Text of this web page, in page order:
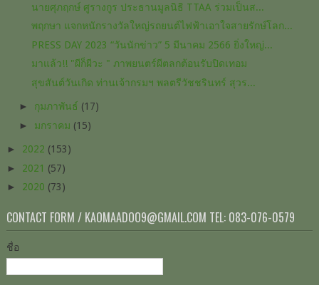
นายศุภฤกษ์ ศูรางกูร ประธานมูลนิธิ TTAA​ ร่วมเป็นส...
พฤกษา แจกหนักรางวัลใหญ่รถยนต์ไฟฟ้าเอาใจสายรักษ์โลก...
PRESS DAY 2023 “วันนักข่าว” 5 มีนาคม 2566 ยิ่งใหญ่...
มาแล้ว!! "ผีก็ผีวะ " ภาพยนตร์​ผีตลก​ต้อนรับ​ปิดเทอม​
สุขสันต์วันเกิด ท่านเจ้ากรมฯ พลตรีวัชชรินทร์ สุวร...
► กุมภาพันธ์ (17)
► มกราคม (15)
► 2022 (153)
► 2021 (57)
► 2020 (73)
CONTACT FORM / KAOMAADOO9@GMAIL.COM TEL: 083-076-0579
ชื่อ